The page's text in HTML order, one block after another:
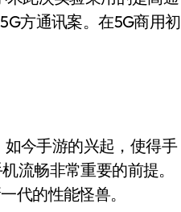
方通讯案。在5G商用初
今手游的兴起，使得手
流畅非常重要的前提。
代的性能怪兽。